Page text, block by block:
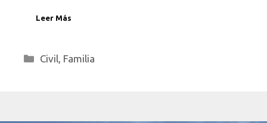
Leer Más
Categorías
Civil, Familia